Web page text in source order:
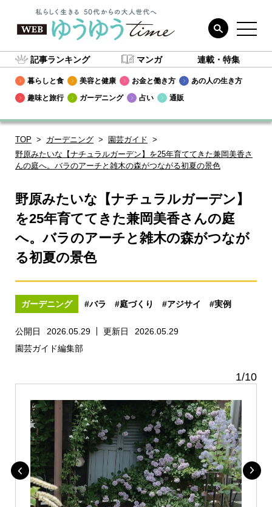
記事ランキング マンガ 連載・特集
暮らしと食 美容と健康 お金と働き方
あの人の生き方
趣味と旅行
ガーデニング 占い 通販
TOP ガーデニング
園芸ガイド
野原みたいな【ナチュラルガーデン】を25年育ててきた兼岡美香さ
んの庭へ。バラのアーチと雑木の森がつながる初夏の景色
野原みたいな【ナチュラルガーデン】
を25年育ててきた兼岡美香さんの庭
へ。バラのアーチと雑木の森がつなが
る初夏の景色
ガーデニング #バラ #庭づくり #アジサイ #実例
公開日 2026.05.29 更新日
2026.05.29
園芸ガイド編集部
1/10